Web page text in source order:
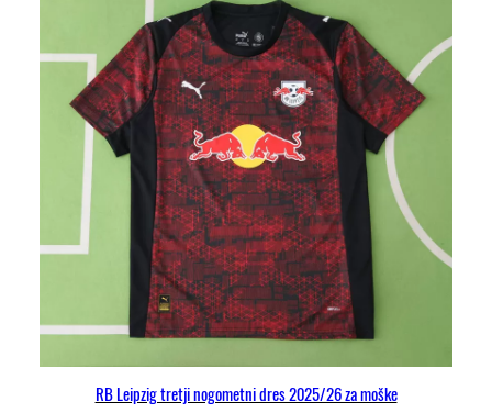
RB Leipzig tretji nogometni dres 2025/26 za moške